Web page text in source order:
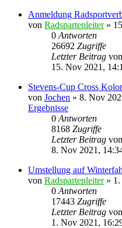
Anmeldung
von Radspartenleiter»
0 Antworten
26692 Zugriffe
Letzter Beitrag von
15. Nov 2021,
Stevens-Cup Cross
von Jochen » 8. Nov
Ergebnisse
0 Antworten
8168 Zugriffe
Letzter Beitrag von
8. Nov 2021,
Umstellung auf
von Radspartenleiter» 1.
0 Antworten
17443 Zugriffe
Letzter Beitrag von
1. Nov 2021,